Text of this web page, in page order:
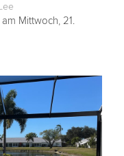
Mittwoch, 21.